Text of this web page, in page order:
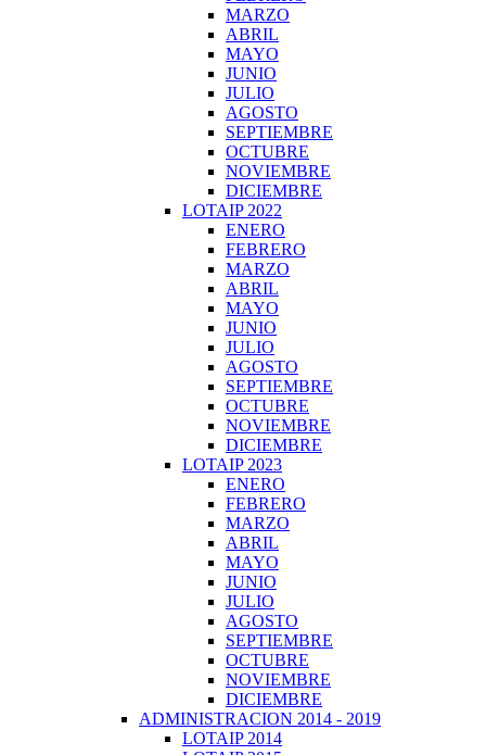
MARZO
ABRIL
MAYO
JUNIO
JULIO
AGOSTO
SEPTIEMBRE
OCTUBRE
NOVIEMBRE
DICIEMBRE
LOTAIP 2022
ENERO
FEBRERO
MARZO
ABRIL
MAYO
JUNIO
JULIO
AGOSTO
SEPTIEMBRE
OCTUBRE
NOVIEMBRE
DICIEMBRE
LOTAIP 2023
ENERO
FEBRERO
MARZO
ABRIL
MAYO
JUNIO
JULIO
AGOSTO
SEPTIEMBRE
OCTUBRE
NOVIEMBRE
DICIEMBRE
ADMINISTRACION 2014 - 2019
LOTAIP 2014